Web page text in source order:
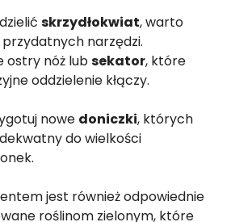
skrzydłokwiat, warto
narzędzi.
ostry nóż lubsekator, które
oddzielenie kłączy.
nowe doniczki, których
do wielkości
jest również odpowiednie
roślinom zielonym, które